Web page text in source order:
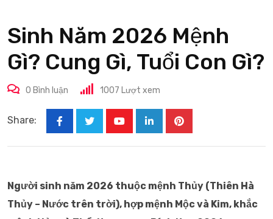
Sinh Năm 2026 Mệnh
Gì? Cung Gì, Tuổi Con Gì?
0 Bình luận 1007 Lượt xem
Share:
LinkedInPinterest
Người sinh năm 2026 thuộc mệnh Thủy (Thiên Hà
Thủy – Nước trên trời), hợp mệnh Mộc và Kim, khắc